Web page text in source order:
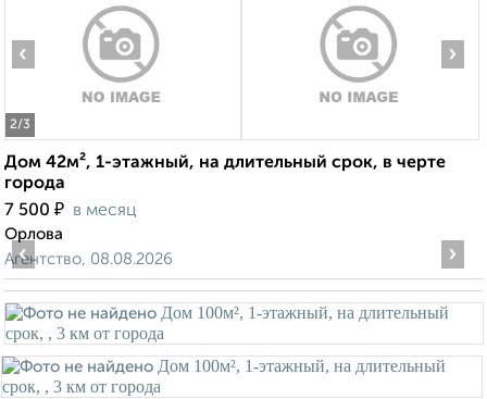
2/3
‹ ›
Дом 42м², 1-этажный, на длительный срок, в черте
города
7 500 ₽ в месяц
Орлова
Агентство, 08.08.2026
‹ ›